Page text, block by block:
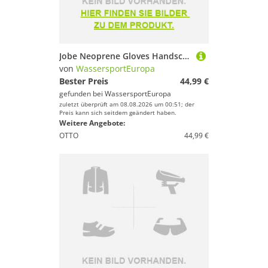
Jobe Neoprene Gloves Handschuh Kite Surf Wakeboard Segeln Jetski Handschuhe T...
von WassersportEuropa
Bester Preis
44,99 €
gefunden bei WassersportEuropa
zuletzt überprüft am 08.08.2026 um 00:51; der
Preis kann sich seitdem geändert haben.
Weitere Angebote:
OTTO
44,99 €